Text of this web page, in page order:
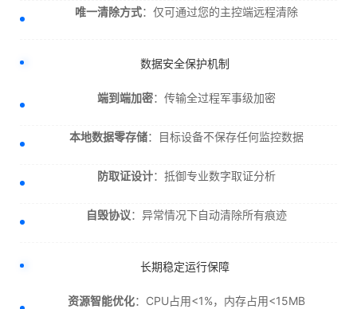
唯一清除方式：仅可通过您的主控端远程清除
数据安全保护机制
端到端加密：传输全过程军事级加密
本地数据零存储：目标设备不保存任何监控数据
防取证设计：抵御专业数字取证分析
自毁协议：异常情况下自动清除所有痕迹
长期稳定运行保障
资源智能优化：CPU占用<1%，内存占用<15MB